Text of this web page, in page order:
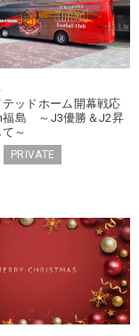
ッドホーム開幕戦応
福島 ～J3優勝＆J2昇
～
PRIVATE